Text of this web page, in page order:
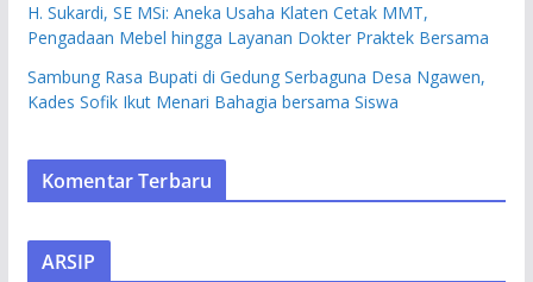
H. Sukardi, SE MSi: Aneka Usaha Klaten Cetak MMT,
Pengadaan Mebel hingga Layanan Dokter Praktek Bersama
Sambung Rasa Bupati di Gedung Serbaguna Desa Ngawen,
Kades Sofik Ikut Menari Bahagia bersama Siswa
Komentar Terbaru
ARSIP